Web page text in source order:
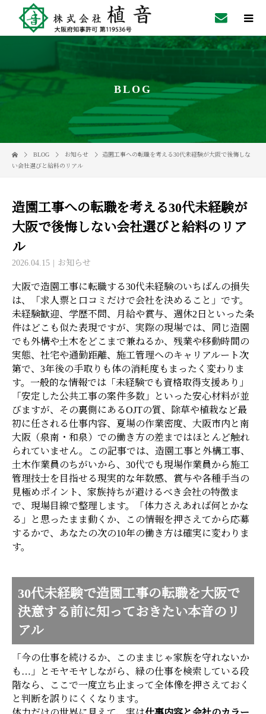
BLOG
BLOG お知らせ
造園工事への転職を考える30代未経験が大阪で後悔しな
い会社選びと給料のリアル
造園工事への転職を考える30代未経験が
大阪で後悔しない会社選びと給料のリア
ル
2026.04.15 お知らせ
大阪で造園工事に転職する30代未経験のいちばんの損失
は、「求人票と口コミだけで会社を決めること」です。
未経験歓迎、学歴不問、月給や賞与、週休2日といった条
件はどこも似た表現ですが、実際の現場では、同じ造園
でも外構や土木をどこまで兼ねるか、残業や移動時間の
実態、社宅や通勤距離、施工管理へのキャリアルート次
第で、3年後の手取りも体の消耗度もまったく変わりま
す。一般的な情報では「未経験でも資格取得支援あり」
「安定した公共工事の案件多数」といった安心材料が並
びますが、その裏側にあるOJTの質、除草や植栽など最
初に任される仕事内容、夏場の作業密度、大阪市内と南
大阪（泉南・和泉）での働き方の差まではほとんど触れ
られていません。この記事では、造園工事と外構工事、
土木作業員のちがいから、30代でも現場作業員から施工
管理技士を目指せる現実的な年数感、賞与や各種手当の
見極めポイント、家族持ちが避けるべき会社の特徴ま
で、現場目線で整理します。「体力さえあれば何とかな
る」と思ったまま動くか、この情報を押さえてから応募
するかで、あなたの次の10年の働き方は確実に変わりま
す。
30代未経験で造園工事の転職を大阪で
決意する前に知っておきたい本音のリ
アル
「今の仕事を続けるか、このままじゃ家族を守れないか
も…」とモヤモヤしながら、緑の仕事を検索している段
階なら、ここで一度立ち止まって全体像を押さえておく
と判断を誤りにくくなります。